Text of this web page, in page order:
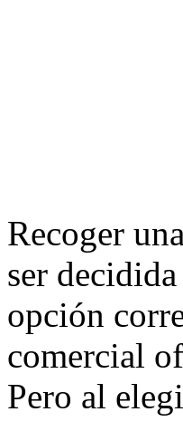
Recoger
ser
opción
comercial
Pero al